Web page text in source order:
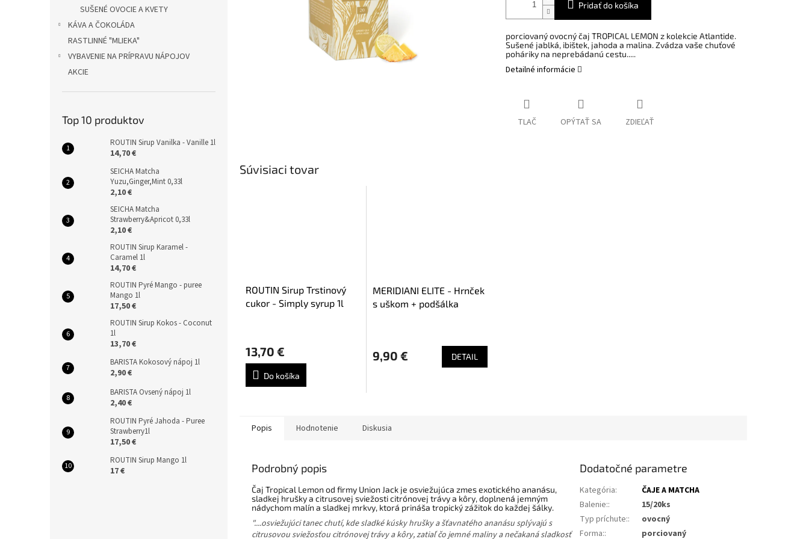
SUŠENÉ OVOCIE A KVETY
KÁVA A ČOKOLÁDA
RASTLINNÉ "MLIEKA"
VYBAVENIE NA PRÍPRAVU NÁPOJOV
AKCIE
Top 10 produktov
ROUTIN Sirup Vanilka - Vanille 1l
14,70 €
SEICHA Matcha
Yuzu,Ginger,Mint 0,33l
2,10 €
SEICHA Matcha
Strawberry&Apricot 0,33l
2,10 €
ROUTIN Sirup Karamel -
Caramel 1l
14,70 €
ROUTIN Pyré Mango - puree
Mango 1l
17,50 €
ROUTIN Sirup Kokos - Coconut
1l
13,70 €
BARISTA Kokosový nápoj 1l
2,90 €
BARISTA Ovsený nápoj 1l
2,40 €
ROUTIN Pyré Jahoda - Puree
Strawberry1l
17,50 €
ROUTIN Sirup Mango 1l
17 €
Pridať do košíka
porciovaný ovocný čaj TROPICAL LEMON z kolekcie Atlantide.
Sušené jablká, ibištek, jahoda a malina. Zvádza vaše chuťové
poháriky na neprebádanú cestu.....
Detailné informácie
TLAČ OPÝTAŤ SA ZDIEĽAŤ
Súvisiaci tovar
ROUTIN Sirup Trstinový
cukor - Simply syrup 1l
13,70 €
Do košíka
MERIDIANI ELITE - Hrnček
s uškom + podšálka
produktu
je
9,90 € DETAIL
Popis Hodnotenie Diskusia
Podrobný popis
Čaj Tropical Lemon od firmy Union Jack je osviežujúca zmes exotického ananásu,
sladkej hrušky a citrusovej sviežosti citrónovej trávy a kôry, doplnená jemným
nádychom malín a sladkej mrkvy, ktorá prináša tropický zážitok do každej šálky.
"....osviežujúci tanec chutí, kde sladké kúsky hrušky a šťavnatého ananásu splývajú s
citrusovou sviežosťou citrónovej trávy a kôry, zatiaľ čo jemné maliny a nečakaná sladkosť
Dodatočné parametre
Kategória:
ČAJE A MATCHA
Balenie::
15/20ks
Typ príchute::
ovocný
Forma:: porciovaný